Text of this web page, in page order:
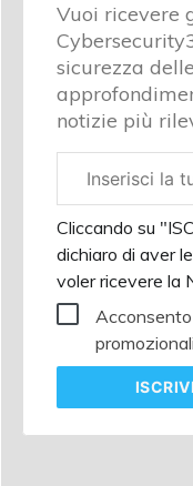
Vuoi ricevere
sicurezza
notizie più
aziendale
Cliccando su
dichiaro di aver
voler ricevere la